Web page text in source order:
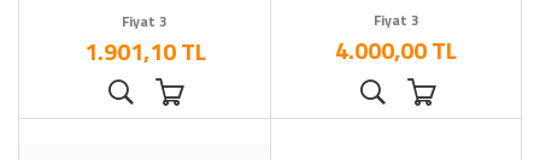
Fiyat 3
1.901,10 TL
Fiyat 3
4.000,00 TL